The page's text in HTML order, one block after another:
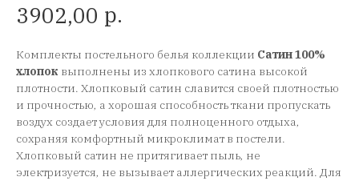
3902,00 р.
Комплекты постельного белья коллекции Сатин 100%
хлопок выполнены из хлопкового сатина высокой
плотности. Хлопковый сатин славится своей плотностью
и прочностью, а хорошая способность ткани пропускать
воздух создает условия для полноценного отдыха,
сохраняя комфортный микроклимат в постели.
Хлопковый сатин не притягивает пыль, не
электризуется, не вызывает аллергических реакций. Для